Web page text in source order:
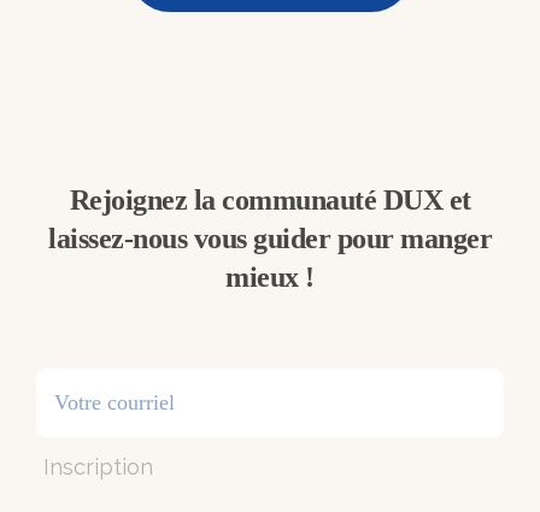
Rejoignez la communauté DUX et
laissez-nous vous guider pour manger
mieux !
Inscription